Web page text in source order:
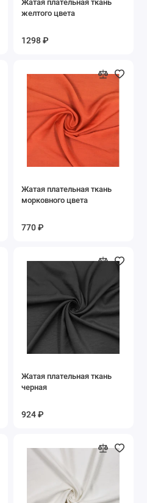
Жатая плательная ткань
желтого цвета
1298 ₽
Жатая плательная ткань
морковного цвета
770 ₽
Жатая плательная ткань
черная
924 ₽